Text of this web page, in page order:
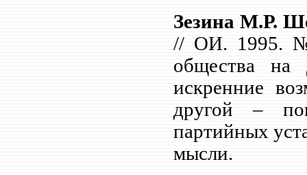
Зезина М.Р.
// ОИ. 1995.
общества на
искренние
другой –
партийных
мысли.